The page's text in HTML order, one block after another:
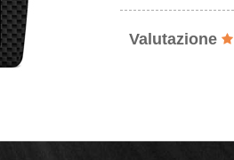
Valutazione